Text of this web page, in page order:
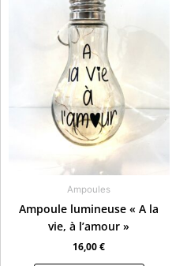
Ampoules
Ampoule lumineuse « A la
vie, à l’amour »
16,00€